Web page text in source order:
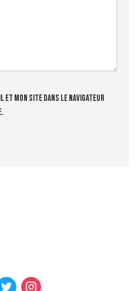
et mon site dans le navigateur